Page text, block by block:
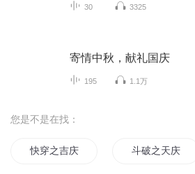
30 3325
寄情中秋，献礼国庆
195 1.1万
您是不是在找：
快穿之吉庆有余 斗破之天庆焰火